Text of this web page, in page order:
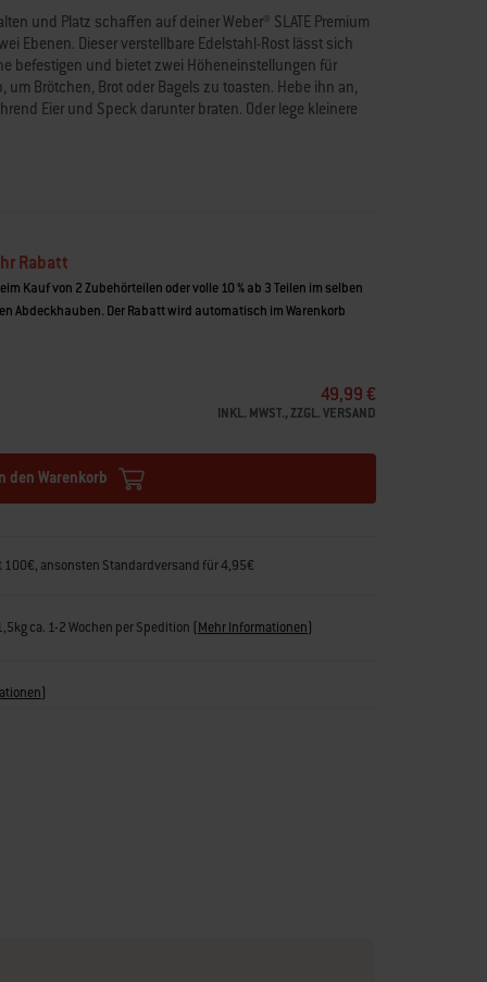
und Platz schaffen auf deiner Weber® SLATE Premium
Ebenen. Dieser verstellbare Edelstahl-Rost lässt sich
befestigen und bietet zwei Höheneinstellungen für
um Brötchen, Brot oder Bagels zu toasten. Hebe ihn an,
Eier und Speck darunter braten. Oder lege kleinere
um Speisen zu rösten oder warmzuhalten
Grillguts
von Speisen
Rabatt
Kauf von 2 Zubehörteilen oder volle 10 % ab 3 Teilen im selben
Abdeckhauben. Der Rabatt wird automatisch im Warenkorb
49,99 €
INKL. MWST., ZZGL. VERSAND
den Warenkorb
100€, ansonsten Standardversand für 4,95€
ca. 1-2 Wochen per Spedition (Mehr Informationen)
)